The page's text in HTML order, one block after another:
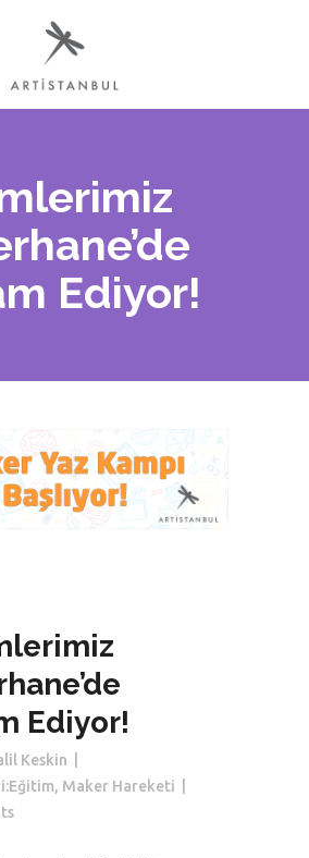
Ediyor!
Ediyor!
Keskin
Eğitim, Maker Hareketi